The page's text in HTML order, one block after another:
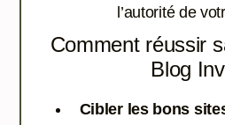
l’autorité de
Comment réussir
Blog
Cibler les bons